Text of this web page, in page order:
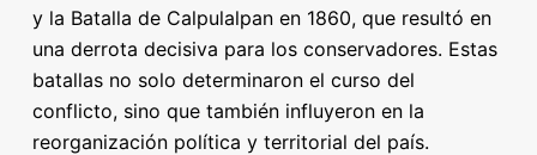
y la Batalla de Calpulalpan en 1860, que resultó en
una derrota decisiva para los conservadores. Estas
batallas no solo determinaron el curso del
conflicto, sino que también influyeron en la
reorganización política y territorial del país.